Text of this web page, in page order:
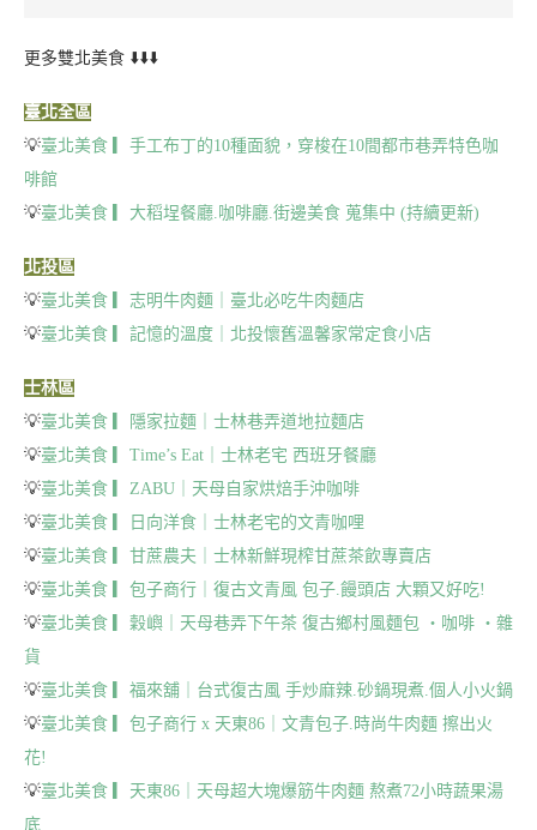
更多雙北美食 ⬇️⬇️⬇️
臺北全區
💡臺北美食 ▎手工布丁的10種面貌，穿梭在10間都市巷弄特色咖
啡館
💡臺北美食 ▎大稻埕餐廳.咖啡廳.街邊美食 蒐集中 (持續更新)
北投區
💡臺北美食 ▎志明牛肉麵｜臺北必吃牛肉麵店
💡臺北美食 ▎記憶的溫度｜北投懷舊溫馨家常定食小店
士林區
💡臺北美食 ▎隱家拉麵｜士林巷弄道地拉麵店
💡臺北美食 ▎Time’s Eat｜士林老宅 西班牙餐廳
💡臺北美食 ▎ZABU｜天母自家烘焙手沖咖啡
💡臺北美食 ▎日向洋食｜士林老宅的文青咖哩
💡臺北美食 ▎甘蔗農夫｜士林新鮮現榨甘蔗茶飲專賣店
💡臺北美食 ▎包子商行｜復古文青風 包子.饅頭店 大顆又好吃!
💡臺北美食 ▎穀嶼｜天母巷弄下午茶 復古鄉村風麵包 ‧咖啡 ‧雜
貨
💡臺北美食 ▎福來舖｜台式復古風 手炒麻辣.砂鍋現煮.個人小火鍋
💡臺北美食 ▎包子商行 x 天東86｜文青包子.時尚牛肉麵 擦出火
花!
💡臺北美食 ▎天東86｜天母超大塊爆筋牛肉麵 熬煮72小時蔬果湯
底